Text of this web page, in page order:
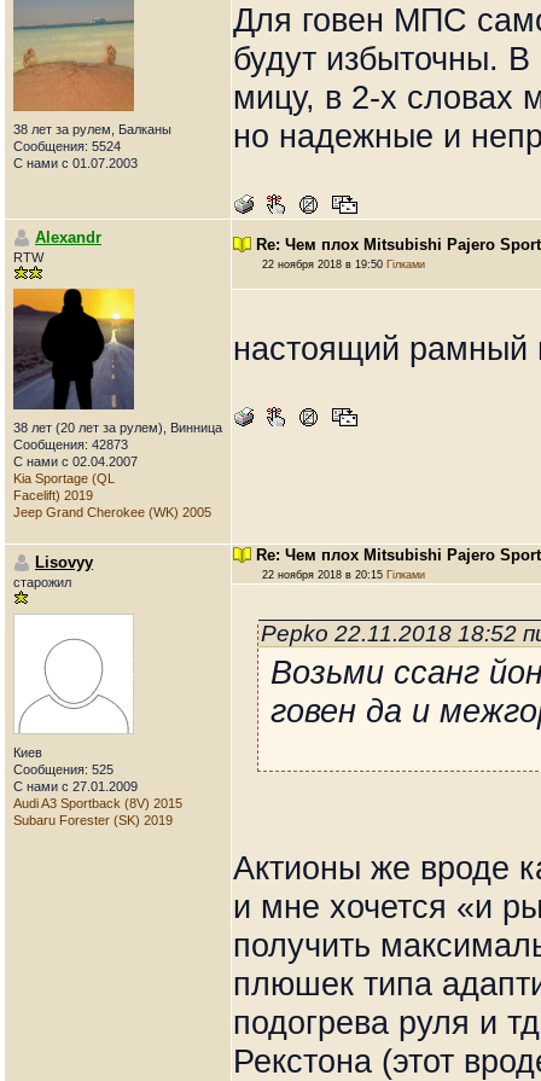
38 лет за рулем, Балканы
Сообщения: 5524
С нами с 01.07.2003
Для говен МПС
будут избыточны.
мицу, в 2-х словах
но надежные и
Alexandr
RTW
38 лет (20 лет за рулем), Винница
Сообщения: 42873
С нами с 02.04.2007
Kia Sportage (QL
Facelift) 2019
Jeep Grand Cherokee (WK) 2005
Re: Чем плох Mitsubishi Pajero
22 ноября 2018 в 19:50 Гілками
настоящий рамный
Lisovyy
старожил
Киев
Сообщения: 525
С нами с 27.01.2009
Audi A3 Sportback (8V) 2015
Subaru Forester (SK) 2019
Re: Чем плох Mitsubishi Pajero
22 ноября 2018 в 20:15 Гілками
Pepko 22.11.2018 18:52
Возьми ссанг
говен да и
Актионы же вроде
и мне хочется «и
получить
плюшек типа
подогрева руля и
Рекстона (этот